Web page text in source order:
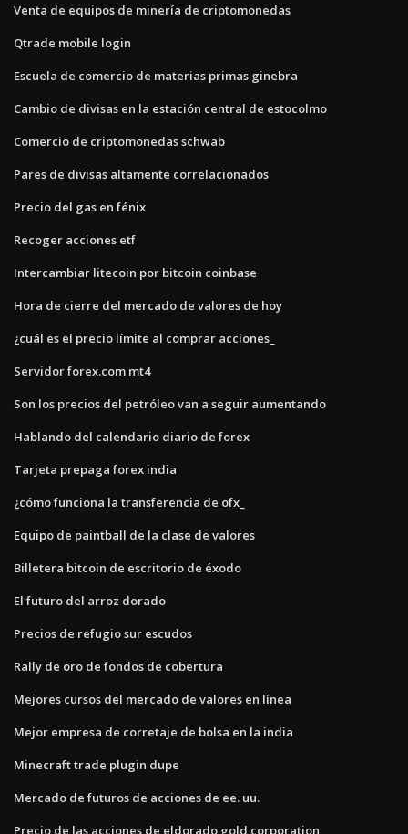
Venta de equipos de minería de criptomonedas
Qtrade mobile login
Escuela de comercio de materias primas ginebra
Cambio de divisas en la estación central de estocolmo
Comercio de criptomonedas schwab
Pares de divisas altamente correlacionados
Precio del gas en fénix
Recoger acciones etf
Intercambiar litecoin por bitcoin coinbase
Hora de cierre del mercado de valores de hoy
¿cuál es el precio límite al comprar acciones_
Servidor forex.com mt4
Son los precios del petróleo van a seguir aumentando
Hablando del calendario diario de forex
Tarjeta prepaga forex india
¿cómo funciona la transferencia de ofx_
Equipo de paintball de la clase de valores
Billetera bitcoin de escritorio de éxodo
El futuro del arroz dorado
Precios de refugio sur escudos
Rally de oro de fondos de cobertura
Mejores cursos del mercado de valores en línea
Mejor empresa de corretaje de bolsa en la india
Minecraft trade plugin dupe
Mercado de futuros de acciones de ee. uu.
Precio de las acciones de eldorado gold corporation